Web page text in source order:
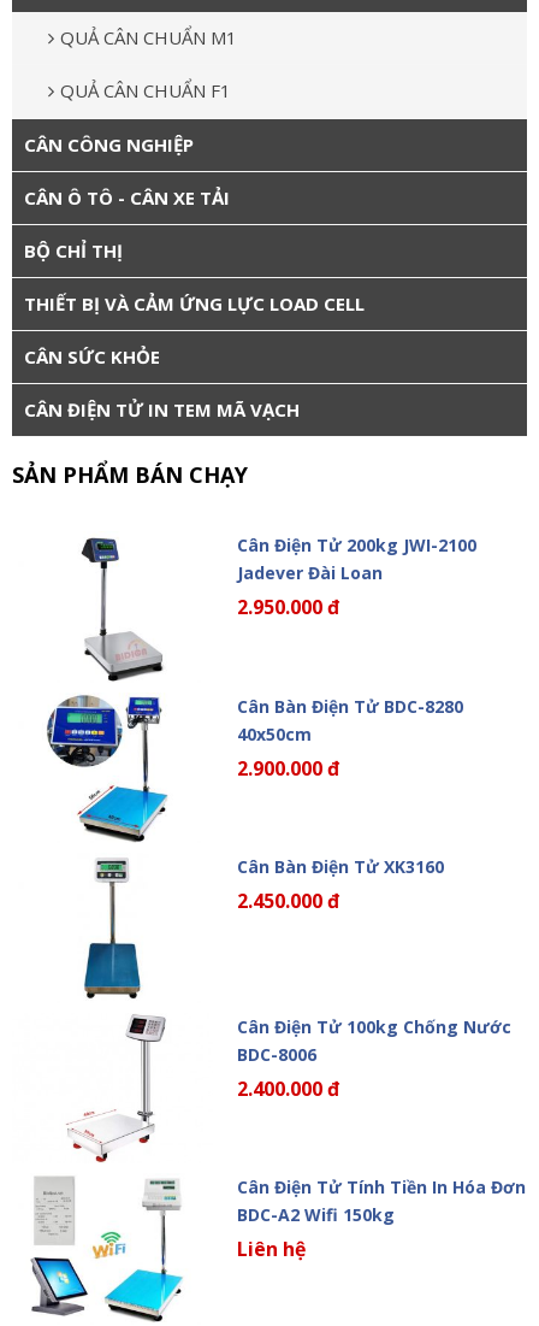
QUẢ CÂN CHUẨN M1
QUẢ CÂN CHUẨN F1
CÂN CÔNG NGHIỆP
CÂN Ô TÔ - CÂN XE TẢI
BỘ CHỈ THỊ
THIẾT BỊ VÀ CẢM ỨNG LỰC LOAD CELL
CÂN SỨC KHỎE
CÂN ĐIỆN TỬ IN TEM MÃ VẠCH
SẢN PHẨM BÁN CHẠY
Cân Điện Tử 200kg JWI-2100
Jadever Đài Loan
2.950.000 đ
Cân Bàn Điện Tử BDC-8280
40x50cm
2.900.000 đ
Cân Bàn Điện Tử XK3160
2.450.000 đ
Cân Điện Tử 100kg Chống Nước
BDC-8006
2.400.000 đ
Cân Điện Tử Tính Tiền In Hóa Đơn
BDC-A2 Wifi 150kg
Liên hệ